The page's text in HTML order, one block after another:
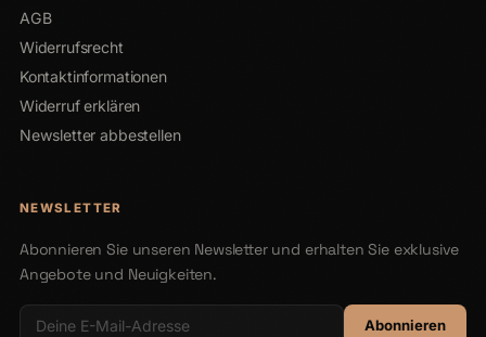
AGB
Widerrufsrecht
Kontaktinformationen
Widerruf erklären
Newsletter abbestellen
NEWSLETTER
Abonnieren Sie unseren Newsletter und erhalten Sie exklusive
Angebote und Neuigkeiten.
Abonnieren